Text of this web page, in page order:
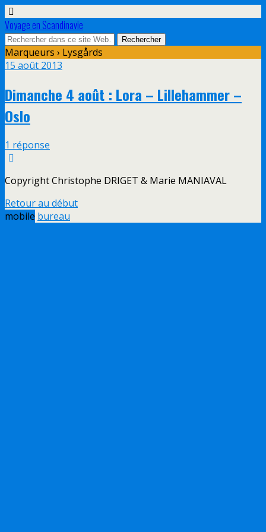
Voyage en Scandinavie
Marqueurs › Lysgårds
15 août 2013
Dimanche 4 août : Lora – Lillehammer –
Oslo
1 réponse
Copyright Christophe DRIGET & Marie MANIAVAL
Retour au début
mobile bureau